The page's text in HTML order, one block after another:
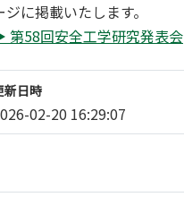
ジに掲載いたします。
第58回安全工学研究発表会
新日時
02-20 16:29:07